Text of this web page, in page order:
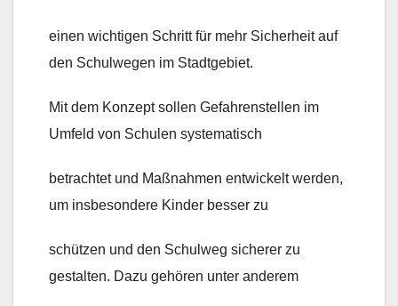
einen wichtigen Schritt für mehr Sicherheit auf
den Schulwegen im Stadtgebiet.
Mit dem Konzept sollen Gefahrenstellen im
Umfeld von Schulen systematisch
betrachtet und Maßnahmen entwickelt werden,
um insbesondere Kinder besser zu
schützen und den Schulweg sicherer zu
gestalten. Dazu gehören unter anderem